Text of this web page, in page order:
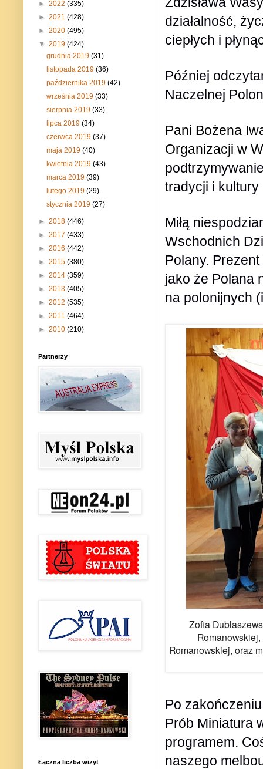
działalność,
ciepłych i
Później
Naczelnej
Pani Bożena
Organizacji w
tradycji i
Miłą
Wschodnich
Polany.
jako że Polana
na polonijnych
Zofia
Romanowskiej, oraz
Po
Prób Miniatura
programem.
naszego
► 2022 (335)
► 2021 (428)
► 2020 (495)
▼ 2019 (424)
grudnia 2019(31)
listopada 2019(36)
października 2019(42)
września 2019(33)
sierpnia 2019(33)
lipca 2019(34)
czerwca 2019(37)
maja 2019(40)
kwietnia 2019(43)
marca 2019(39)
lutego 2019(29)
stycznia 2019(27)
► 2018 (446)
► 2017 (433)
► 2016 (442)
► 2015 (380)
► 2014 (359)
► 2013 (405)
► 2012 (535)
► 2011 (464)
► 2010 (210)
Partnerzy
Łączna liczba wizyt